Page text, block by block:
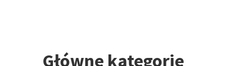
Główne kategorie